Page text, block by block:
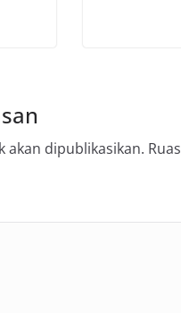
akan dipublikasikan.